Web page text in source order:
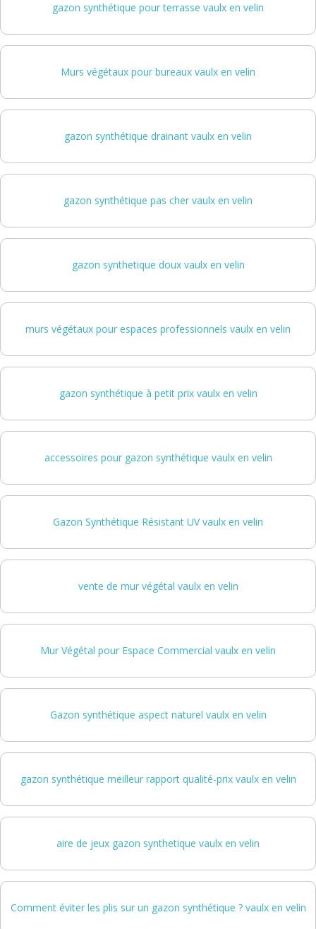
gazon synthétique pour terrasse vaulx en velin
Murs végétaux pour bureaux vaulx en velin
gazon synthétique drainant vaulx en velin
gazon synthétique pas cher vaulx en velin
gazon synthetique doux vaulx en velin
murs végétaux pour espaces professionnels vaulx en velin
gazon synthétique à petit prix vaulx en velin
accessoires pour gazon synthétique vaulx en velin
Gazon Synthétique Résistant UV vaulx en velin
vente de mur végétal vaulx en velin
Mur Végétal pour Espace Commercial vaulx en velin
Gazon synthétique aspect naturel vaulx en velin
gazon synthétique meilleur rapport qualité-prix vaulx en velin
aire de jeux gazon synthetique vaulx en velin
Comment éviter les plis sur un gazon synthétique ? vaulx en velin